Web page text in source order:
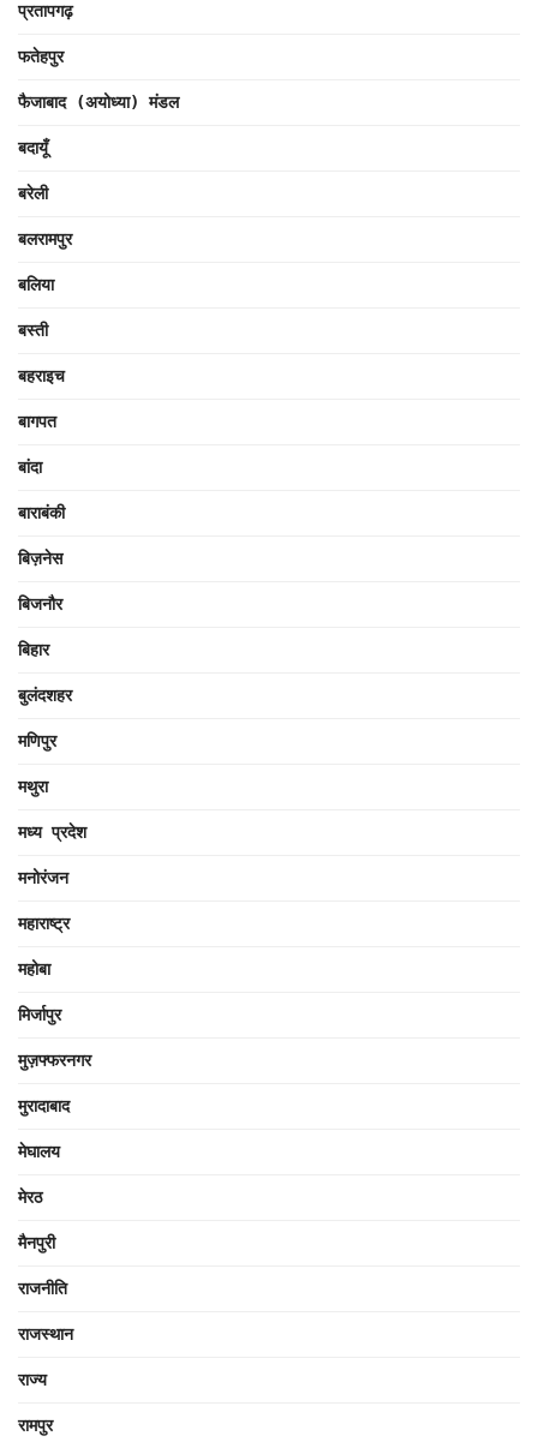
प्रतापगढ़
फतेहपुर
फैजाबाद (अयोध्या) मंडल
बदायूँ
बरेली
बलरामपुर
बलिया
बस्ती
बहराइच
बागपत
बांदा
बाराबंकी
बिज़नेस
बिजनौर
बिहार
बुलंदशहर
मणिपुर
मथुरा
मध्य प्रदेश
मनोरंजन
महाराष्ट्र
महोबा
मिर्जापुर
मुज़फ्फरनगर
मुरादाबाद
मेघालय
मेरठ
मैनपुरी
राजनीति
राजस्थान
राज्य
रामपुर